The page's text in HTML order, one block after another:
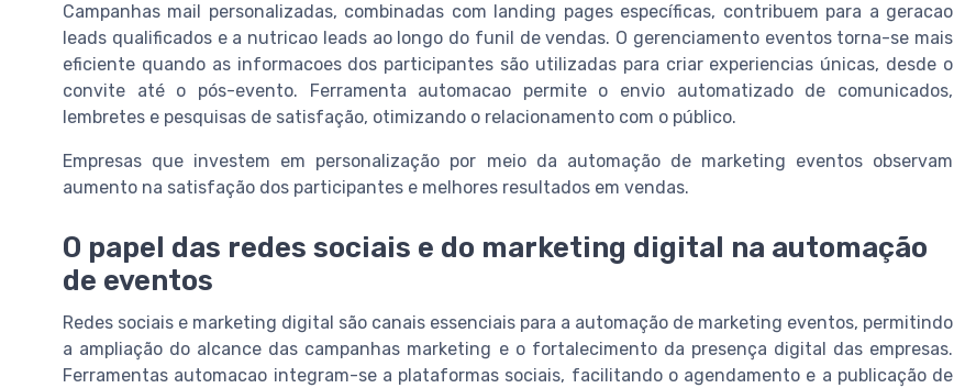
Campanhas mail personalizadas, combinadas com landing pages específicas, contribuem para a geracao
leads qualificados e a nutricao leads ao longo do funil de vendas. O gerenciamento eventos torna-se mais
eficiente quando as informacoes dos participantes são utilizadas para criar experiencias únicas, desde o
convite até o pós-evento. Ferramenta automacao permite o envio automatizado de comunicados,
lembretes e pesquisas de satisfação, otimizando o relacionamento com o público.
Empresas que investem em personalização por meio da automação de marketing eventos observam
aumento na satisfação dos participantes e melhores resultados em vendas.
O papel das redes sociais e do marketing digital na automação
de eventos
Redes sociais e marketing digital são canais essenciais para a automação de marketing eventos, permitindo
a ampliação do alcance das campanhas marketing e o fortalecimento da presença digital das empresas.
Ferramentas automacao integram-se a plataformas sociais, facilitando o agendamento e a publicação de